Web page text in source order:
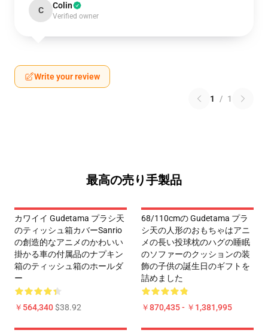
C Colin
Verified owner
Write your review
1 / 1
最高の売り手製品
カワイイ Gudetama プラシ天
のティッシュ箱カバーSanrio
の創造的なアニメのかわいい
掛かる車の付属品のナプキン
箱のティッシュ箱のホールダ
ー
￥564,340$38.92
68/110cmの Gudetama プラ
シ天の人形のおもちゃはアニ
メの長い投球枕のハグの睡眠
のソファーのクッションの装
飾の子供の誕生日のギフトを
詰めました
￥870,435 - ￥1,381,995